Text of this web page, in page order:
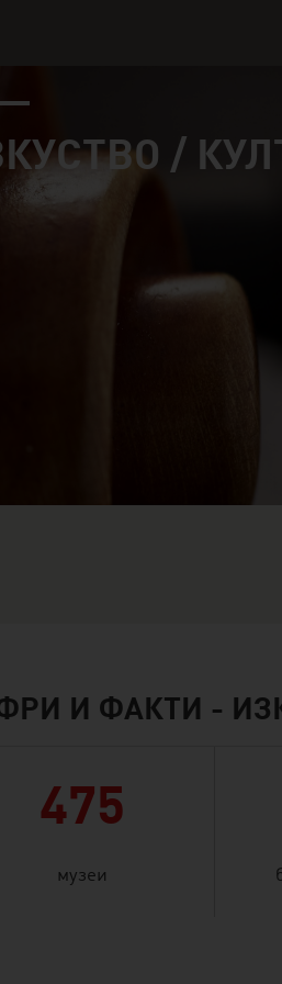
/
figuresИ ФАКТИ -
475
музеи